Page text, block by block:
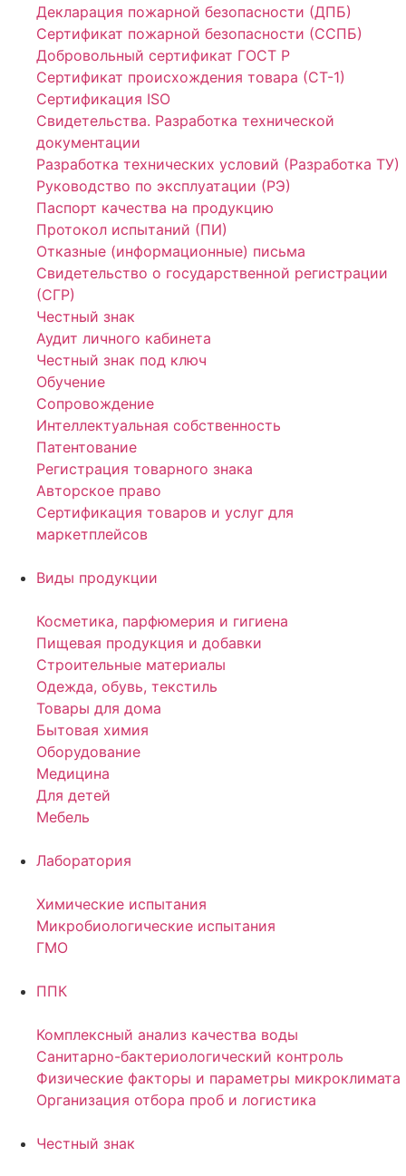
Декларация пожарной безопасности (ДПБ)
Сертификат пожарной безопасности (ССПБ)
Добровольный сертификат ГОСТ Р
Сертификат происхождения товара (СТ-1)
Сертификация ISO
Свидетельства. Разработка технической
документации
Разработка технических условий (Разработка ТУ)
Руководство по эксплуатации (РЭ)
Паспорт качества на продукцию
Протокол испытаний (ПИ)
Отказные (информационные) письма
Свидетельство о государственной регистрации
(СГР)
Честный знак
Аудит личного кабинета
Честный знак под ключ
Обучение
Сопровождение
Интеллектуальная собственность
Патентование
Регистрация товарного знака
Авторское право
Сертификация товаров и услуг для
маркетплейсов
Виды продукции
Косметика, парфюмерия и гигиена
Пищевая продукция и добавки
Строительные материалы
Одежда, обувь, текстиль
Товары для дома
Бытовая химия
Оборудование
Медицина
Для детей
Мебель
Лаборатория
Химические испытания
Микробиологические испытания
ГМО
ППК
Комплексный анализ качества воды
Санитарно-бактериологический контроль
Физические факторы и параметры микроклимата
Организация отбора проб и логистика
Честный знак